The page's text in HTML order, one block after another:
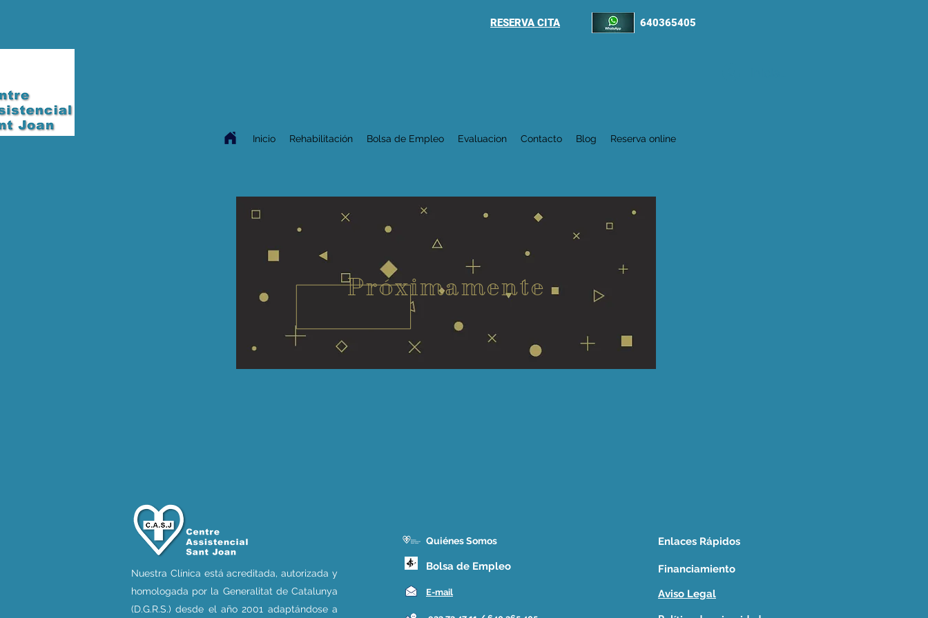
RESERVA CITA 640365405
Inicio Rehabilitación Bolsa de Empleo Evaluacion Contacto Blog Reserva online
Próximamente
Nuestra Clí­nica está acreditada, autorizada y
homologada por la Generalitat de Catalunya
(D.G.R.S.) desde el año 2001 adaptándose a
Quiénes Somos
Bolsa de Empleo
E-mail
Enlaces Rápidos
Financiamiento
Aviso Legal